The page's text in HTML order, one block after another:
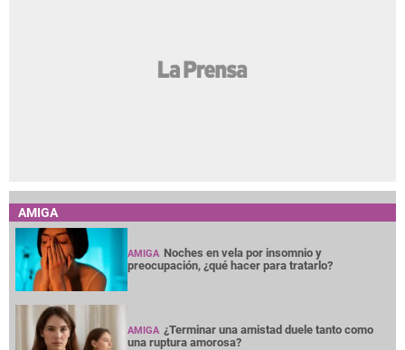
AMIGA
AMIGA Noches en vela por insomnio y
preocupación, ¿qué hacer para tratarlo?
AMIGA ¿Terminar una amistad duele tanto como
una ruptura amorosa?